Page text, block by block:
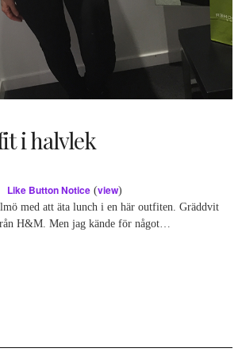
i halvlek
Like Button Notice(view)
med att äta lunch i en här outfiten. Gräddvit
H&M. Men jag kände för något…